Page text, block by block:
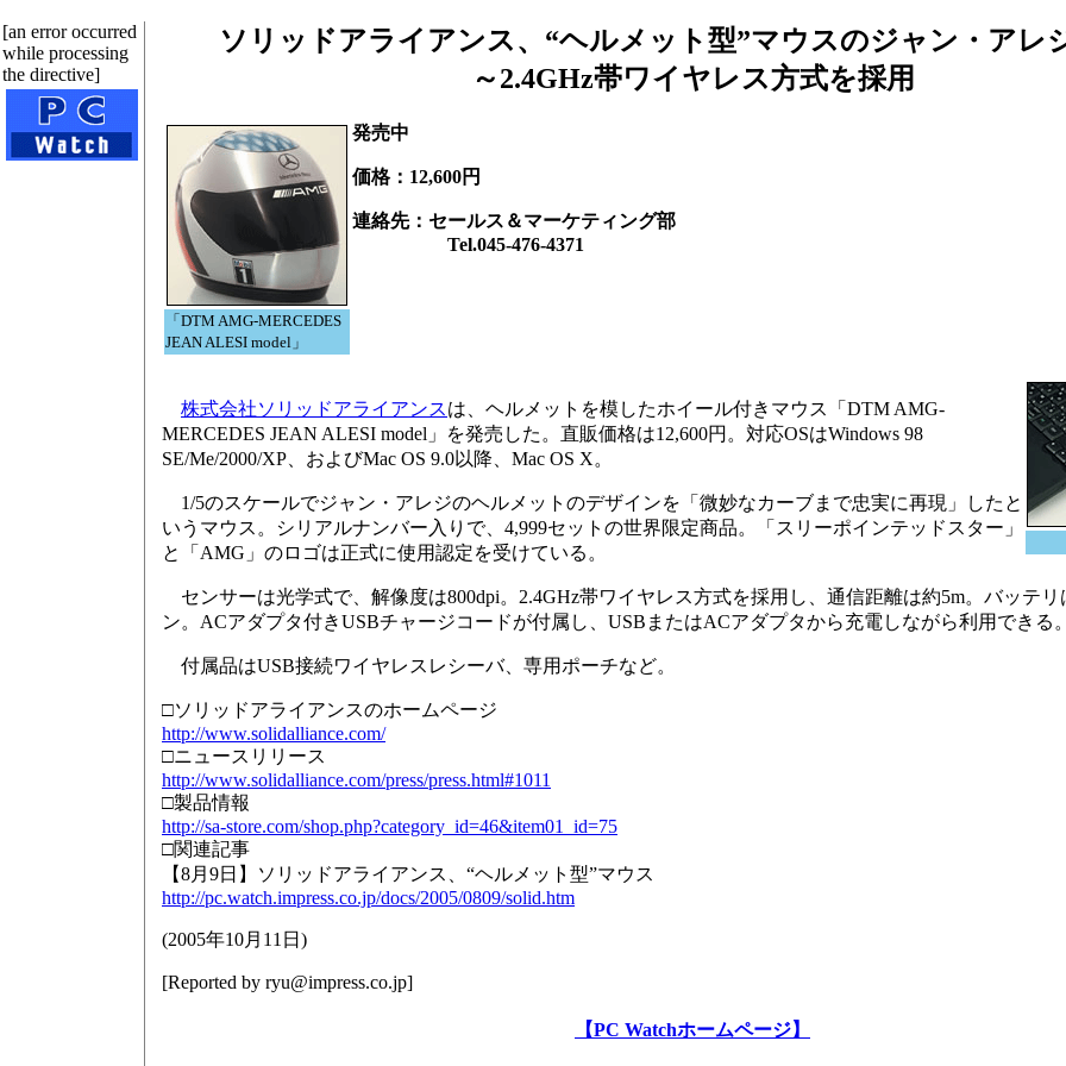
[an error occurred
while processing
the directive]
ソリッドアライアンス、“ヘルメット型”マウスのジャン・アレ
～2.4GHz帯ワイヤレス方式を採用
「DTM AMG-MERCEDES
JEAN ALESI model」
発売中
価格：12,600円
連絡先：セールス＆マーケティング部
Tel.045-476-4371
株式会社ソリッドアライアンスは、ヘルメットを模したホイール付きマウス「DTM AMG-
MERCEDES JEAN ALESI model」を発売した。直販価格は12,600円。対応OSはWindows 98
SE/Me/2000/XP、およびMac OS 9.0以降、Mac OS X。
1/5のスケールでジャン・アレジのヘルメットのデザインを「微妙なカーブまで忠実に再現」したと
いうマウス。シリアルナンバー入りで、4,999セットの世界限定商品。「スリーポインテッドスター」
と「AMG」のロゴは正式に使用認定を受けている。
センサーは光学式で、解像度は800dpi。2.4GHz帯ワイヤレス方式を採用し、通信距離は約5m。バッテ
ン。ACアダプタ付きUSBチャージコードが付属し、USBまたはACアダプタから充電しながら利用できる
付属品はUSB接続ワイヤレスレシーバ、専用ポーチなど。
□ソリッドアライアンスのホームページ
http://www.solidalliance.com/
□ニュースリリース
http://www.solidalliance.com/press/press.html#1011
□製品情報
http://sa-store.com/shop.php?category_id=46&item01_id=75
□関連記事
【8月9日】ソリッドアライアンス、“ヘルメット型”マウス
http://pc.watch.impress.co.jp/docs/2005/0809/solid.htm
(2005年10月11日 )
[Reported by ryu@impress.co.jp]
【PC Watchホームページ】